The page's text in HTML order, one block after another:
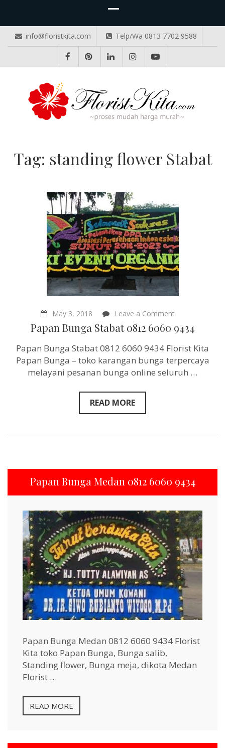
info@floristkita.com Telp/Wa 0813 7702 9588
Tag: standing flower Stabat
May 3, 2018 Leave a Commenton
Bunga
0812
9434
Papan Bunga Stabat 0812 6060 9434
Papan Bunga Stabat 0812 6060 9434 Florist Kita
Papan Bunga – toko karangan bunga terpercaya
melayani pesanan bunga online seluruh …
READ MORE
Papan Bunga Medan 0812 6060 9434
Papan Bunga Medan 0812 6060 9434 Florist
Kita toko Papan Bunga, Bunga salib,
Standing flower, Bunga meja, dikota Medan
Florist …
READ MORE